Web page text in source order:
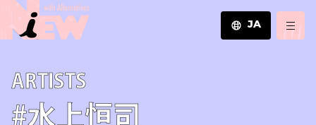
JA
A­R­T­I­S­T­S
#水上恒司